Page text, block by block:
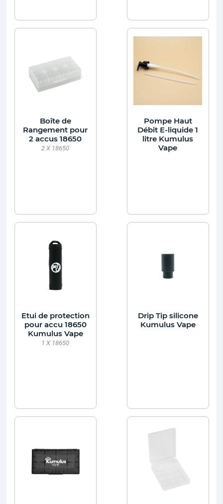
Boîte de
Rangement pour
2 accus 18650
2 X 18650
Pompe Haut
Débit E-liquide 1
litre Kumulus
Vape
Etui de protection
pour accu 18650
Kumulus Vape
1 X 18650
Drip Tip silicone
Kumulus Vape